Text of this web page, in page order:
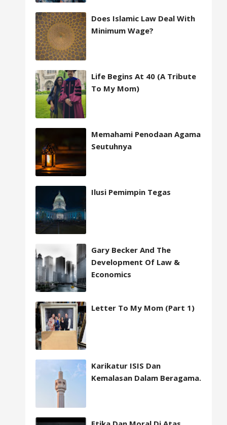
Does Islamic Law Deal With
Minimum Wage?
Life Begins At 40 (A Tribute
To My Mom)
Memahami Penodaan Agama
Seutuhnya
Ilusi Pemimpin Tegas
Gary Becker And The
Development Of Law &
Economics
Letter To My Mom (Part 1)
Karikatur ISIS Dan
Kemalasan Dalam Beragama.